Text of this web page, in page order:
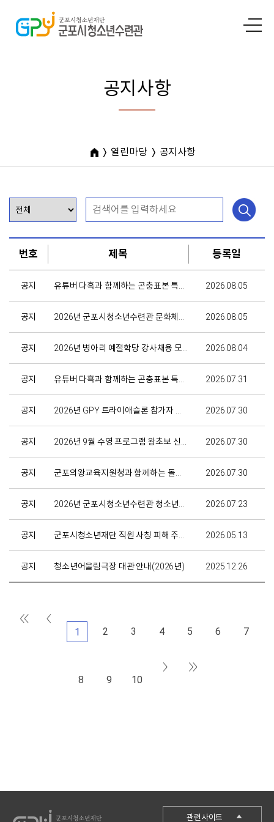
공지사항
열린마당 공지사항
번호 제목 등록일
공지 유튜버 다흑과 함께하는 곤충표본 특별전시 2026.08.05
공지 2026년 군포시청소년수련관 문화체육사업 강사 채용 공고(가을학기) 2026.08.05
공지 2026년 병아리 예절학당 강사채용 모집 공고(안) 2026.08.04
공지 유튜버 다흑과 함께하는 곤충표본 특별전시 2026.07.31
공지 2026년 GPY 트라이애슬론 참가자 모집 신청 안내 2026.07.30
공지 2026년 9월 수영 프로그램 왕초보 신규 예정반 사전 알림 2026.07.30
공지 군포의왕교육지원청과 함께하는 돌봄교실 2학기 참가자 모집 2026.07.30
공지 2026년 군포시청소년수련관 청소년방과후아카데미 초등 연극강사 채용 공고 2026.07.23
공지 군포시청소년재단 직원 사칭 피해 주의 안내 2026.05.13
공지 청소년어울림극장 대관 안내(2026년) 2025.12.26
1 2 3 4 5 6 7
8 9 10
관련사이트
군포시청